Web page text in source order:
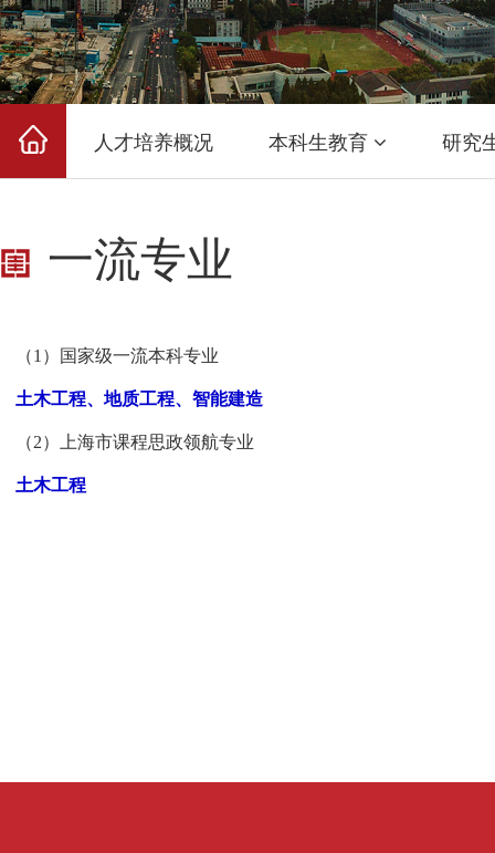
人才培养概况 本科生教育 研究
一流专业
（1 ）国家级一流本科专业
土木工程、地质工程、智能建造
（2）上海市课程思政领航专业
土木工程